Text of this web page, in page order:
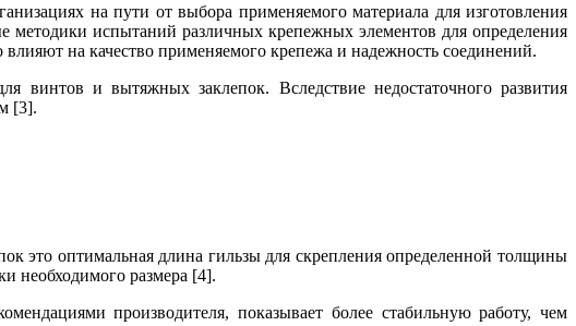
на пути от выбора применяемого материала для изготовления
методики испытаний различных крепежных элементов для определения
на качество применяемого крепежа и надежность соединений.
и вытяжных заклепок. Вследствие недостаточного развития
[3].
это оптимальная длина гильзы для скрепления определенной толщины
необходимого размера [4].
производителя, показывает более стабильную работу, чем